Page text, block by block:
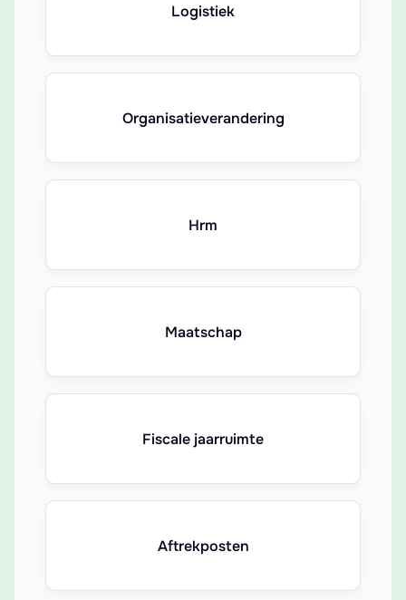
Logistiek
Organisatieverandering
Hrm
Maatschap
Fiscale jaarruimte
Aftrekposten